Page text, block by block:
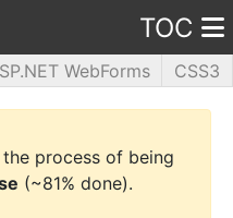
TOC
WebForms
CSS3
PHP5 WPF
process of being
(~81% done).